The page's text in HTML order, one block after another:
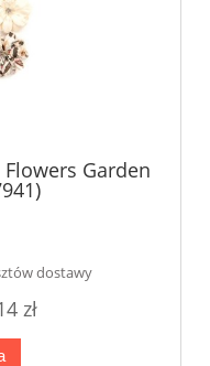
Garden
dostawy
zł